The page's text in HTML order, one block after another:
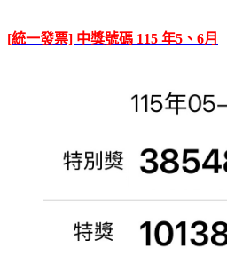
[統一發票] 中獎號碼 115 年5、6月